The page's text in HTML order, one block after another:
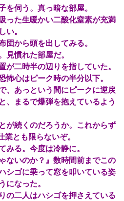
を伺う。真っ暗な部屋。
った生暖かい二酸化窒素が充満
い。
団から頭を出してみる。
見慣れた部屋だ。
が二時半の辺りを指していた。
怖心はピーク時の半分以下。
、あっという間にピークに逆戻
、まるで爆弾を抱えているよう
が続くのだろうか。これからず
とも限らないぞ。
みる。今度は冷静に。
ないのか？』数時間前までこの
シゴに乗って窓を叩いている姿
になった。
の二人はハシゴを押さえている